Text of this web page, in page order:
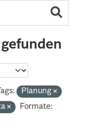
Tags:
Planung
Formate: